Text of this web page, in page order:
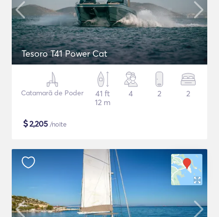
Tesoro T41 Power Cat
Catamarã de Poder
41 ft
12 m
4 2 2
$2,205 /noite